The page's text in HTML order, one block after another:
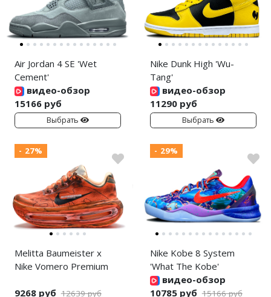
Air Jordan 4 SE 'Wet
Cement'
видео-обзор
15166 руб
Выбрать
Nike Dunk High 'Wu-
Tang'
видео-обзор
11290 руб
Выбрать
- 27%
Melitta Baumeister x
Nike Vomero Premium
9268 руб 12639 руб
- 29%
Nike Kobe 8 System
'What The Kobe'
видео-обзор
10785 руб 15166 руб